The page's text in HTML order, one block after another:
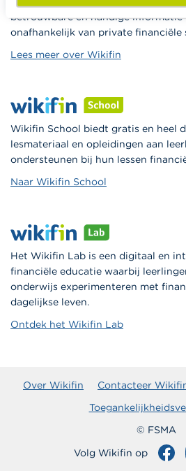
betrouwbare en handige informatie
onafhankelijk van private financiële
Lees meer over Wikifin
Wikifin School biedt gratis en heel
lesmateriaal en opleidingen aan
ondersteunen bij hun lessen
Naar Wikifin School
Het Wikifin Lab is een digitaal en
financiële educatie waarbij
onderwijs experimenteren met
dagelijkse leven.
Ontdek het Wikifin Lab
Over Wikifin Contacteer
© FSMA
Volg Wikifin op